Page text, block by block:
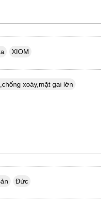
XIOM
xoáy,mặt gai lớn
Đức